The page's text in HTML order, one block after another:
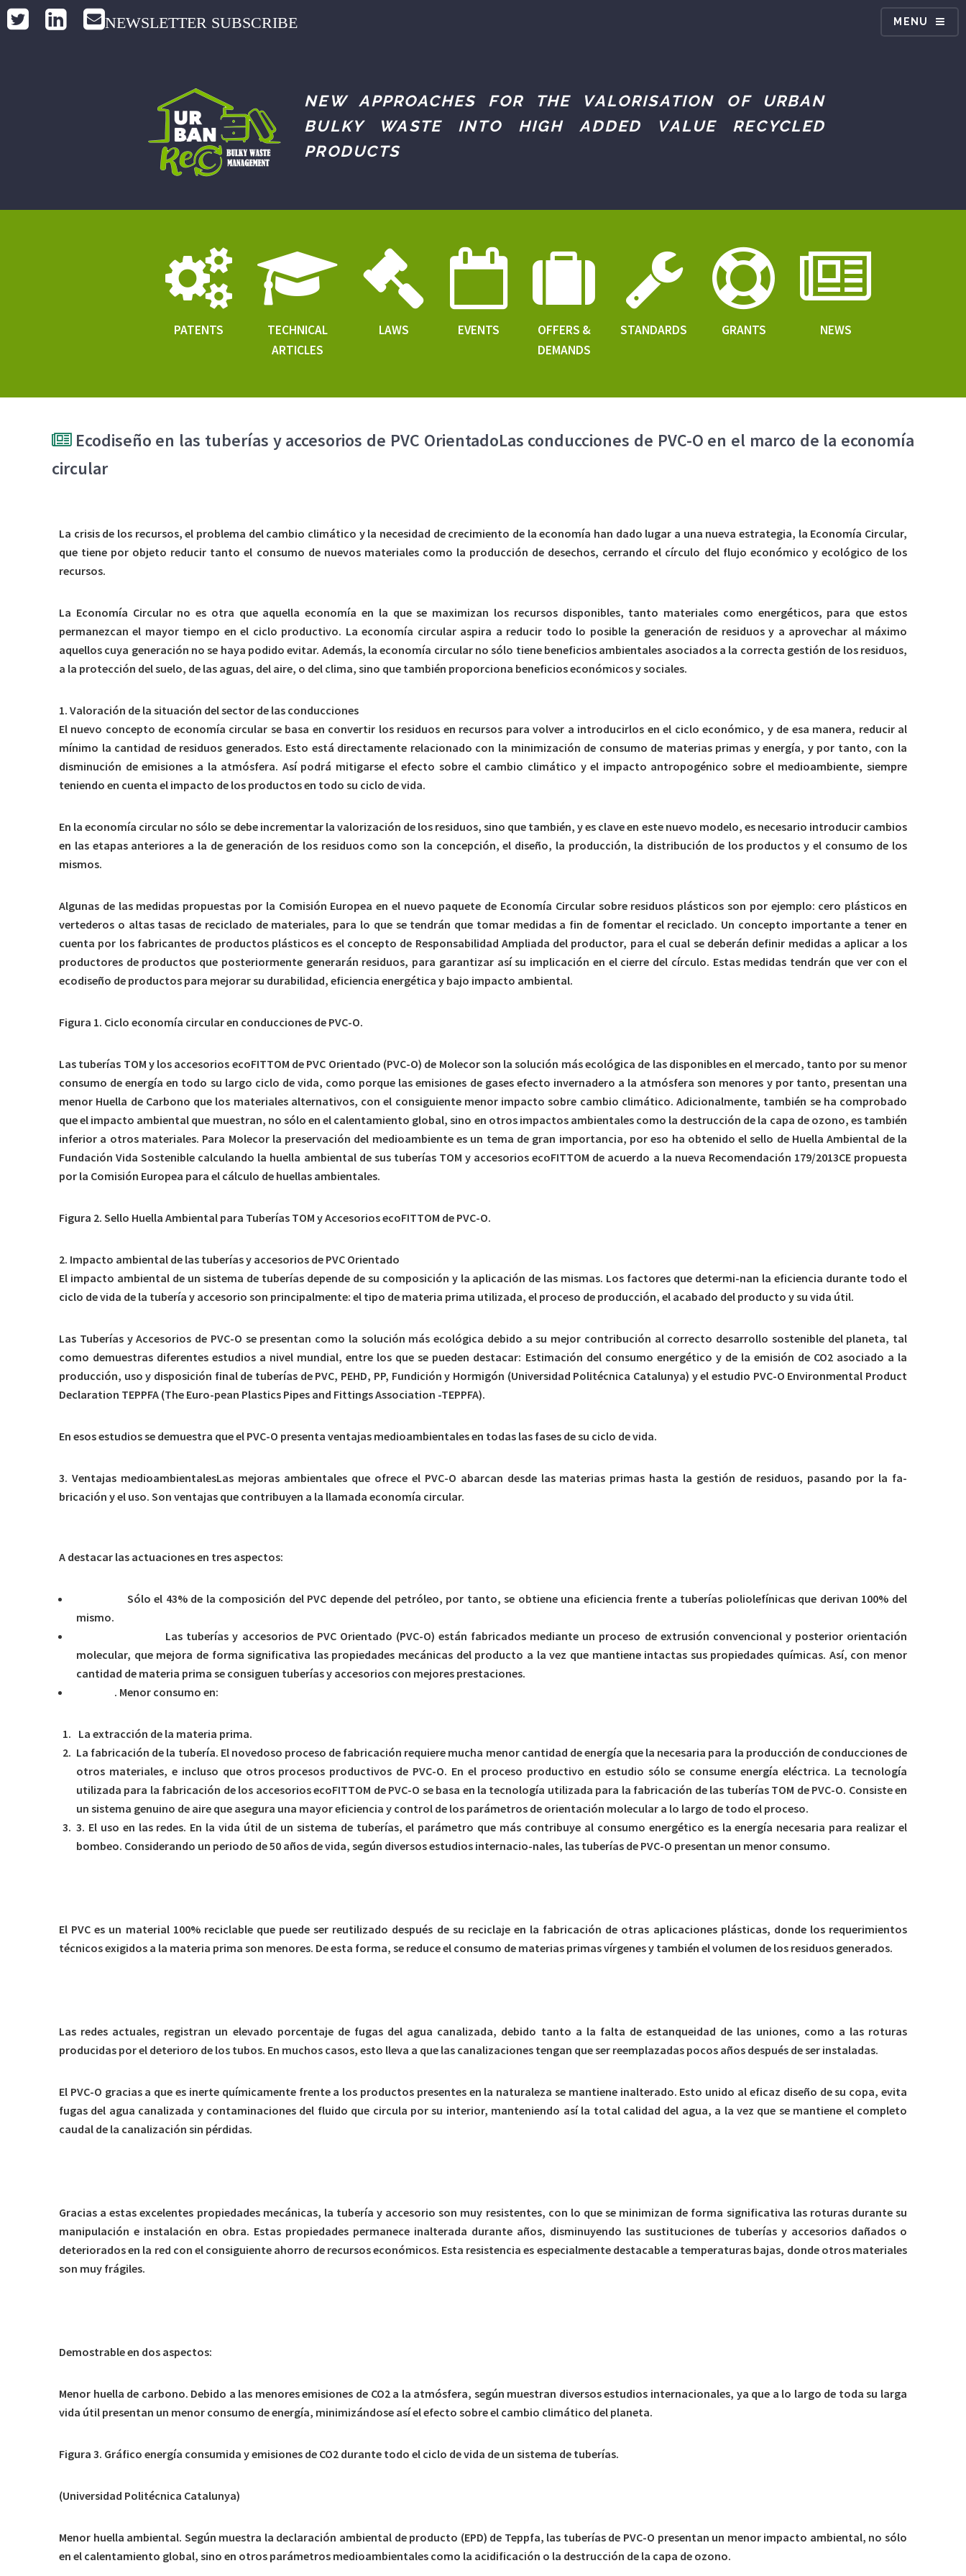
MENU
NEWSLETTER SUBSCRIBE
NEW APPROACHES FOR THE VALORISATION OF URBAN
BULKY WASTE INTO HIGH ADDED VALUE RECYCLED
PRODUCTS
PATENTS
TECHNICAL
ARTICLES
LAWS EVENTS
OFFERS &
DEMANDS
STANDARDS GRANTS NEWS
Ecodiseño en las tuberías y accesorios de PVC OrientadoLas conducciones de PVC-O en el marco de la economía
circular
La crisis de los recursos, el problema del cambio climático y la necesidad de crecimiento de la economía han dado lugar a una nueva estrategia, la Economía Circular,
que tiene por objeto reducir tanto el consumo de nuevos materiales como la producción de desechos, cerrando el círculo del flujo económico y ecológico de los
recursos.
La Economía Circular no es otra que aquella economía en la que se maximizan los recursos disponibles, tanto materiales como energéticos, para que estos
permanezcan el mayor tiempo en el ciclo productivo. La economía circular aspira a reducir todo lo posible la generación de residuos y a aprovechar al máximo
aquellos cuya generación no se haya podido evitar. Además, la economía circular no sólo tiene beneficios ambientales asociados a la correcta gestión de los residuos,
a la protección del suelo, de las aguas, del aire, o del clima, sino que también proporciona beneficios económicos y sociales.
1. Valoración de la situación del sector de las conducciones
El nuevo concepto de economía circular se basa en convertir los residuos en recursos para volver a introducirlos en el ciclo económico, y de esa manera, reducir al
mínimo la cantidad de residuos generados. Esto está directamente relacionado con la minimización de consumo de materias primas y energía, y por tanto, con la
disminución de emisiones a la atmósfera. Así podrá mitigarse el efecto sobre el cambio climático y el impacto antropogénico sobre el medioambiente, siempre
teniendo en cuenta el impacto de los productos en todo su ciclo de vida.
En la economía circular no sólo se debe incrementar la valorización de los residuos, sino que también, y es clave en este nuevo modelo, es necesario introducir cambios
en las etapas anteriores a la de generación de los residuos como son la concepción, el diseño, la producción, la distribución de los productos y el consumo de los
mismos.
Algunas de las medidas propuestas por la Comisión Europea en el nuevo paquete de Economía Circular sobre residuos plásticos son por ejemplo: cero plásticos en
vertederos o altas tasas de reciclado de materiales, para lo que se tendrán que tomar medidas a fin de fomentar el reciclado. Un concepto importante a tener en
cuenta por los fabricantes de productos plásticos es el concepto de Responsabilidad Ampliada del productor, para el cual se deberán definir medidas a aplicar a los
productores de productos que posteriormente generarán residuos, para garantizar así su implicación en el cierre del círculo. Estas medidas tendrán que ver con el
ecodiseño de productos para mejorar su durabilidad, eficiencia energética y bajo impacto ambiental.
Figura 1. Ciclo economía circular en conducciones de PVC-O.
Las tuberías TOM y los accesorios ecoFITTOM de PVC Orientado (PVC-O) de Molecor son la solución más ecológica de las disponibles en el mercado, tanto por su menor
consumo de energía en todo su largo ciclo de vida, como porque las emisiones de gases efecto invernadero a la atmósfera son menores y por tanto, presentan una
menor Huella de Carbono que los materiales alternativos, con el consiguiente menor impacto sobre cambio climático. Adicionalmente, también se ha comprobado
que el impacto ambiental que muestran, no sólo en el calentamiento global, sino en otros impactos ambientales como la destrucción de la capa de ozono, es también
inferior a otros materiales. Para Molecor la preservación del medioambiente es un tema de gran importancia, por eso ha obtenido el sello de Huella Ambiental de la
Fundación Vida Sostenible calculando la huella ambiental de sus tuberías TOM y accesorios ecoFITTOM de acuerdo a la nueva Recomendación 179/2013CE propuesta
por la Comisión Europea para el cálculo de huellas ambientales.
Figura 2. Sello Huella Ambiental para Tuberías TOM y Accesorios ecoFITTOM de PVC-O.
2. Impacto ambiental de las tuberías y accesorios de PVC Orientado
El impacto ambiental de un sistema de tuberías depende de su composición y la aplicación de las mismas. Los factores que determi-nan la eficiencia durante todo el
ciclo de vida de la tubería y accesorio son principalmente: el tipo de materia prima utilizada, el proceso de producción, el acabado del producto y su vida útil.
Las Tuberías y Accesorios de PVC-O se presentan como la solución más ecológica debido a su mejor contribución al correcto desarrollo sostenible del planeta, tal
como demuestras diferentes estudios a nivel mundial, entre los que se pueden destacar: Estimación del consumo energético y de la emisión de CO2 asociado a la
producción, uso y disposición final de tuberías de PVC, PEHD, PP, Fundición y Hormigón (Universidad Politécnica Catalunya) y el estudio PVC-O Environmental Product
Declaration TEPPFA (The Euro-pean Plastics Pipes and Fittings Association -TEPPFA).
En esos estudios se demuestra que el PVC-O presenta ventajas medioambientales en todas las fases de su ciclo de vida.
3. Ventajas medioambientalesLas mejoras ambientales que ofrece el PVC-O abarcan desde las materias primas hasta la gestión de residuos, pasando por la fa-
bricación y el uso. Son ventajas que contribuyen a la llamada economía circular.
A destacar las actuaciones en tres aspectos:
Sólo el 43% de la composición del PVC depende del petróleo, por tanto, se obtiene una eficiencia frente a tuberías poliolefínicas que derivan 100% del
mismo.
Las tuberías y accesorios de PVC Orientado (PVC-O) están fabricados mediante un proceso de extrusión convencional y posterior orientación
molecular, que mejora de forma significativa las propiedades mecánicas del producto a la vez que mantiene intactas sus propiedades químicas. Así, con menor
cantidad de materia prima se consiguen tuberías y accesorios con mejores prestaciones.
. Menor consumo en:
La extracción de la materia prima.
La fabricación de la tubería. El novedoso proceso de fabricación requiere mucha menor cantidad de energía que la necesaria para la producción de conducciones de
otros materiales, e incluso que otros procesos productivos de PVC-O. En el proceso productivo en estudio sólo se consume energía eléctrica. La tecnología
utilizada para la fabricación de los accesorios ecoFITTOM de PVC-O se basa en la tecnología utilizada para la fabricación de las tuberías TOM de PVC-O. Consiste en
un sistema genuino de aire que asegura una mayor eficiencia y control de los parámetros de orientación molecular a lo largo de todo el proceso.
3. El uso en las redes. En la vida útil de un sistema de tuberías, el parámetro que más contribuye al consumo energético es la energía necesaria para realizar el
bombeo. Considerando un periodo de 50 años de vida, según diversos estudios internacio-nales, las tuberías de PVC-O presentan un menor consumo.
El PVC es un material 100% reciclable que puede ser reutilizado después de su reciclaje en la fabricación de otras aplicaciones plásticas, donde los requerimientos
técnicos exigidos a la materia prima son menores. De esta forma, se reduce el consumo de materias primas vírgenes y también el volumen de los residuos generados.
Las redes actuales, registran un elevado porcentaje de fugas del agua canalizada, debido tanto a la falta de estanqueidad de las uniones, como a las roturas
producidas por el deterioro de los tubos. En muchos casos, esto lleva a que las canalizaciones tengan que ser reemplazadas pocos años después de ser instaladas.
El PVC-O gracias a que es inerte químicamente frente a los productos presentes en la naturaleza se mantiene inalterado. Esto unido al eficaz diseño de su copa, evita
fugas del agua canalizada y contaminaciones del fluido que circula por su interior, manteniendo así la total calidad del agua, a la vez que se mantiene el completo
caudal de la canalización sin pérdidas.
Gracias a estas excelentes propiedades mecánicas, la tubería y accesorio son muy resistentes, con lo que se minimizan de forma significativa las roturas durante su
manipulación e instalación en obra. Estas propiedades permanece inalterada durante años, disminuyendo las sustituciones de tuberías y accesorios dañados o
deteriorados en la red con el consiguiente ahorro de recursos económicos. Esta resistencia es especialmente destacable a temperaturas bajas, donde otros materiales
son muy frágiles.
Demostrable en dos aspectos:
Menor huella de carbono. Debido a las menores emisiones de CO2 a la atmósfera, según muestran diversos estudios internacionales, ya que a lo largo de toda su larga
vida útil presentan un menor consumo de energía, minimizándose así el efecto sobre el cambio climático del planeta.
Figura 3. Gráfico energía consumida y emisiones de CO2 durante todo el ciclo de vida de un sistema de tuberías.
(Universidad Politécnica Catalunya)
Menor huella ambiental. Según muestra la declaración ambiental de producto (EPD) de Teppfa, las tuberías de PVC-O presentan un menor impacto ambiental, no sólo
en el calentamiento global, sino en otros parámetros medioambientales como la acidificación o la destrucción de la capa de ozono.